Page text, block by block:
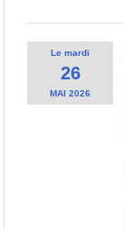
Lemardi
26
MAI 2026